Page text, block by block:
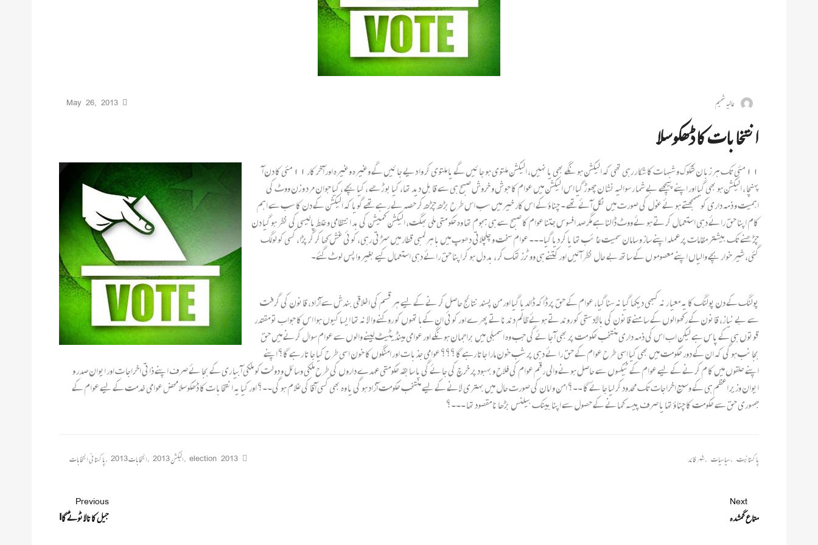
عالیہ شمیم May 26, 2013
انتخابات کا ڈھکوسلا
۱۱ مئی تک ہر زبا ن شکوک و شبہا ت کا شکا ر رہی تھی کہ الیکشن ہو نگے بھی یا نہیں، الیکشن ملتوی ہو جا ئیں گے یا ملتوی کر وا دیے جا ئیں گے وغیرہ وغیرہ اور آخر کار ۱۱ مئی کا دن آ
پہنچا ، الیکشن ہو بھی گیا اور اپنے پیچھے بے شما ر سوالیہ نشا ن چھو ڑ گیا اس الیکشن میں عوام کا جوش و خروش صبح ہی سے قا بل دید تھا، کیا بو ڑھے ، کیا بچے ، کیا جوان مرد و زن ووٹ کی
اہمیت و ذمہ داری کو سمجھتے ہو ئے غول کی صورت میں نکل آئے تھے ۔ چنا ؤ کے اس کار خیر میں سب اس طرح بڑھ چڑھ کر حصہ لے رہے تھے گویا کہ الیکشن کے دن کا سب سے اہم
کام اپنا حق رائے دہی استعمال کرتے ہو ئے ووٹ ڈالنا ہے مگر صد افسوس جتنا عوام کا صبح سے ہی ہجوم تھا وہ حکو متی ملی بھگت، الیکشن کمیشن کی بد انتظامی و غلط پالیسی کی نظر ہو گیا دن
چڑھنے تک بیشتر مقامات پر عملہ اپنے ساز و سامان سمیت غا ئب تھا یا کر دیا گیا۔۔۔ عوام سخت و چلچلاتی دھوپ میں با ہر لمبی قطار میں سڑتی رہی، کوئی غش کھا کر گر پڑا، کسی کو لولگ
گئی، شیر خوار بچے والیاں اپنے معصومو ں کے ساتھ بے حال نظر آئیں اورکتنے ہی ووٹرز تھک کر ، بد دل ہو کر اپنا حق رائے دہی استعمال کیے بغیر واپس لوٹ گئے۔
پولنگ کے دن پولنگ کا یہ معیا ر نہ کبھی دیکھا گیا نہ سنا گیا، عوام کے حق پر ڈاکہ ڈالدیا گیا اور من پسند نتا ئج حاصل کر نے کے لیے ہر قسم کی اخلاقی بندش سے آزاد، قانون کی گرفت
سے بے نیا ز، قانون کے رکھوالوں کے سامنے قانون کی بالادستی کو روندتے ہوئے ظالم دندناتے پھرے اور کوئی ان کے ہا تھوں کو روکنے وا لا نہ تھا ایسا کیوں ہوا اس کا جواب تو مقتدر
قوتوں ہی کے پاس ہے لیکن اب اس کی ذمہ داری منتخب حکو مت پر بھی آ جا ئے گی جب وہ اسمبلی میں براجمان ہونگے اور عوامی مینڈیٹیٹ لینے والوں سے عوام سوال کرنے میں حق
بجانب ہو گی کہ ان کے دور حکومت میں بھی کیا اسی طرح عوام کے حق را ئے دہی پر شب خون مارا جاتا رہے گا ؟؟؟ عوامی جذبا ت اور امنگوں کا خون اسی طرح کیا جا تا رہے گا؟ اپنے
اپنے حلقوں میں کا م کرنے کے لیے عوام کے ٹیکسوں سے حاصل ہونے والی رقم عوام کی فلاح و بہبود پر خرچ کی جائے گی یا سابقہ حکومتی عہدے داروں کی طرح ملکی وسائل و دولت کو ملکی آبیا ری کے بجا ئے صرف اپنے ذاتی اخراجا ت اور ایوان صدر و
ایوان وزیر اعظم ہی کے وسیع اخراجات تک محدود کر لیا جا ئے گا ۔۔؟ امن و امان کی صورت حال میں بہتری لانے کے لیے منتخب حکومت آزاد ہو گی یا وہ بھی کسی آقا کی غلا م ہو گی۔۔؟ اور کیا یہ انتخابا ت کا ڈھکوسلا محض عوامی خدمت کے لیے عوام کے
جمہوری حق سے حکومت کا چنا ؤ تھا یا صرف پیسہ کمانے کے حصول سے اپنا بینک بیلنس بڑھا نا مقصود تھا ۔۔۔؟
پاکستانیت ,سیاسیات ,شہر قائد election 2013
,الیکشن 2013 ,انتخابات 2013 ,پاکستانی انتخابات
Previous
جیل کا تالا ٹوٹے گا!
Next
متاع گمشدہ